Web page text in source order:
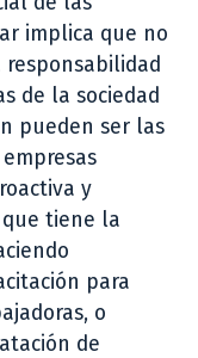
implica que no
de la sociedad
pueden ser las
y
tiene la
para
o
de